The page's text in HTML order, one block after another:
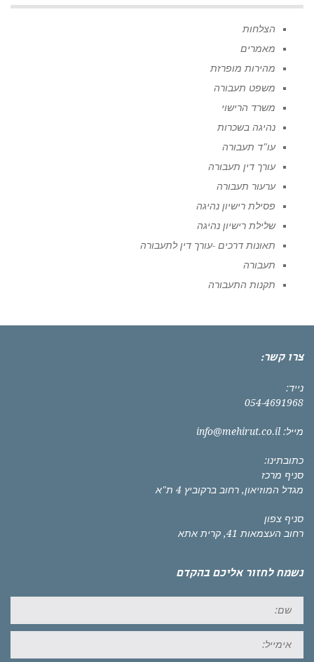
הצלחות
מאמרים
מהירות מופרזת
משפט תעבורה
משרד הרישוי
נהיגה בשכרות
עו"ד תעבורה
עורך דין תעבורה
ערעור תעבורה
פסילת רישיון נהיגה
שלילת רישיון נהיגה
תאונות דרכים -עורך דין לתעבורה
תעבורה
תקנות התעבורה
צרו קשר:
נייד:
054-4691968
מייל: info@mehirut.co.il
כתובתינו:
סניף מרכז
מגדל המוזיאון, רחוב ברקוביץ 4 ת"א
סניף צפון
רחוב העצמאות 41, קרית אתא
נשמח לחזור אליכם בהקדם